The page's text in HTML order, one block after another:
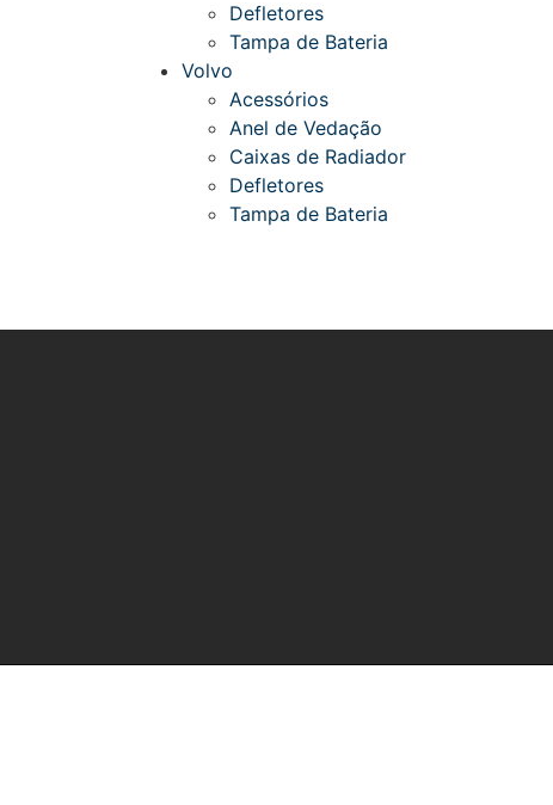
Defletores
Tampa de Bateria
Volvo
Acessórios
Anel de Vedação
Caixas de Radiador
Defletores
Tampa de Bateria